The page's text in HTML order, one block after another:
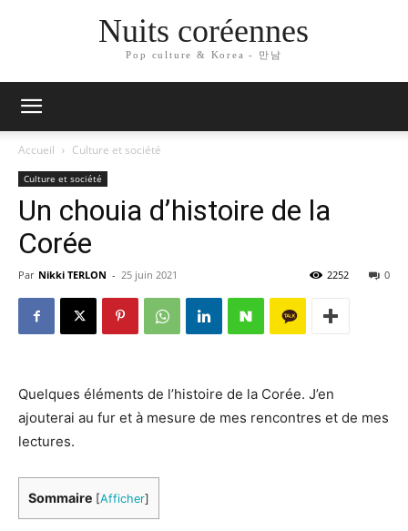
Nuits coréennes
Pop culture & Korea - 만남
Accueil Culture et société
Culture et société
Un chouia d’histoire de la
Corée
Par Nikki TERLON - 25 juin 2021 0
2252
Quelques éléments de l’histoire de la Corée. J’en
ajouterai au fur et à mesure de mes rencontres et de mes
lectures.
Sommaire [Afficher]